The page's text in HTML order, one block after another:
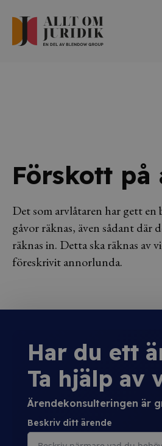
Förskott på
Det som arvlåtaren har gett
gåvor räknas, även sådant där
räknas in. Detta ska räknas
föreskrivit annorlunda.
Har du ett
Ta hjälp av
Ärendekonsulteringen är
Beskriv ditt ärende